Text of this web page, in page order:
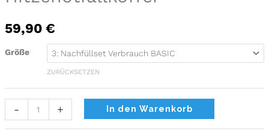
59,90 €
Größe
ZURÜCKSETZEN
- + In den Warenkorb